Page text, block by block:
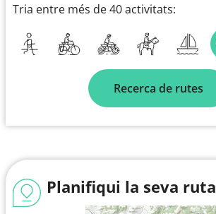
Tria entre més de 40 activitats:
Recerca de rutes
Planifiqui la seva ruta